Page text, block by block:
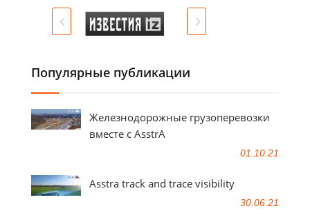
Популярные публикации
Железнодорожные грузоперевозки
вместе с AsstrA
01.10.21
Asstra track and trace visibility
30.06.21